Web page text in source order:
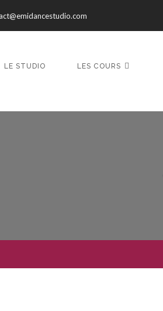
LE STUDIO LES COURS